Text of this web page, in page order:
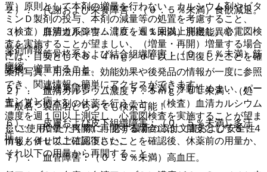
２）． 代謝および栄養障害：（０．５％未満）食欲減退。
３）． 肝胆道系障害：（０．５％未満）肝機能異常。
４）． 筋骨格系および結合組織障害：（０．５％未満）筋
痙縮。
５）． 神経系障害：（０．５％未満）浮動性めまい、パー
キンソン病。
６）． 皮膚および皮下組織障害：（０．５％未満）多汗
症。
７）． 血管障害：（０．５％未満）高血圧。
置）原則として本剤の増量を行わない、カルシウム剤やビタ
ミンＤ製剤の投与、本剤の減量等の処置を考慮すること、
（検査）血清カルシウム濃度を週１回以上測定し、心電図検
査を実施することが望ましい、（増量・再開）増量する場合
には、目安として８．４ｍｇ／ｄＬ以上に回復したことを確
認後、増量すること。
２）． 血清カルシウム濃度７．５ｍｇ／ｄＬ未満：（処
置）直ちに本剤の休薬を行うこと、（検査）血清カルシウム
濃度を週１回以上測定し、心電図検査を実施することが望ま
しい、（増量・再開）再開する場合には、目安として８．４
ｍｇ／ｄＬ以上に回復したことを確認後、休薬前の用量か、
それ以下の用量から再開すること。
薬剤情報
薬剤写真、用法用量、効能効果や後発品の情報が一度に参照
でき、関連情報へ簡単にアクセスができます。
一般名、製品名どちらでも検索可能！
※ ご使用いただく際に、必ず最新の添付文書および安全性
情報も併せてご確認下さい。